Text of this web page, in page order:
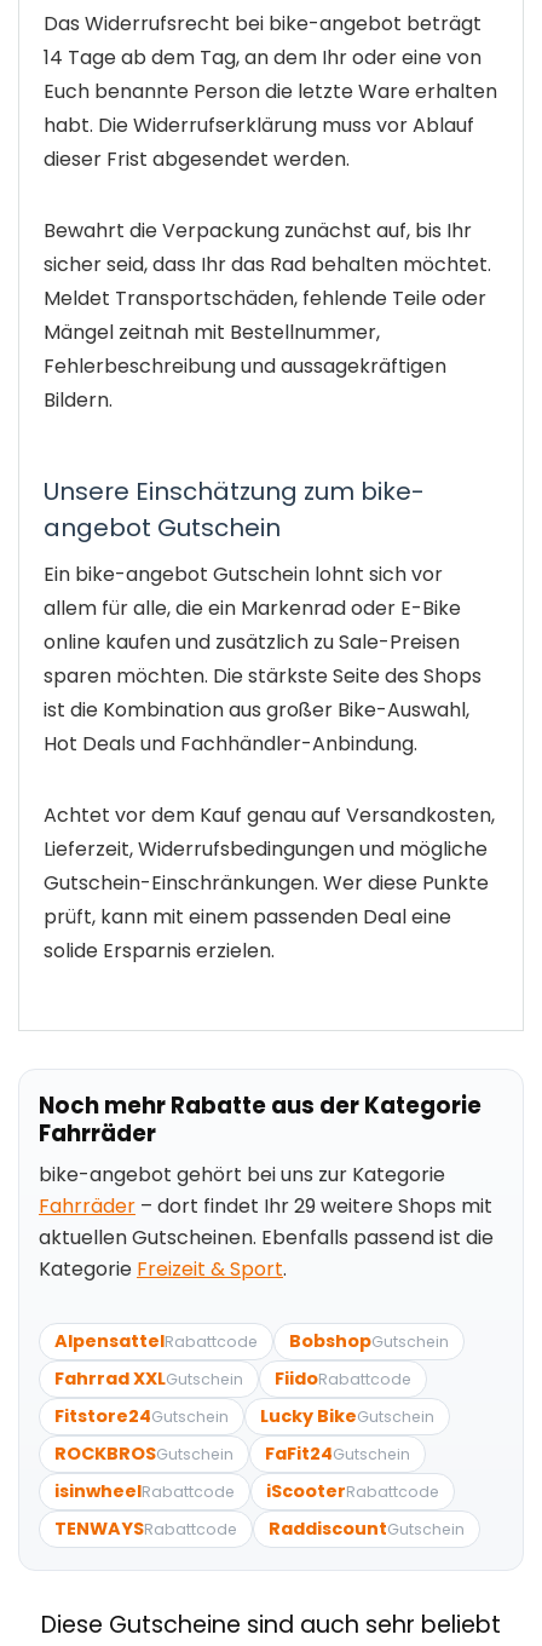
Das Widerrufsrecht bei bike-angebot beträgt
14 Tage ab dem Tag, an dem Ihr oder eine von
Euch benannte Person die letzte Ware erhalten
habt. Die Widerrufserklärung muss vor Ablauf
dieser Frist abgesendet werden.
Bewahrt die Verpackung zunächst auf, bis Ihr
sicher seid, dass Ihr das Rad behalten möchtet.
Meldet Transportschäden, fehlende Teile oder
Mängel zeitnah mit Bestellnummer,
Fehlerbeschreibung und aussagekräftigen
Bildern.
Unsere Einschätzung zum bike-
angebot Gutschein
Ein bike-angebot Gutschein lohnt sich vor
allem für alle, die ein Markenrad oder E-Bike
online kaufen und zusätzlich zu Sale-Preisen
sparen möchten. Die stärkste Seite des Shops
ist die Kombination aus großer Bike-Auswahl,
Hot Deals und Fachhändler-Anbindung.
Achtet vor dem Kauf genau auf Versandkosten,
Lieferzeit, Widerrufsbedingungen und mögliche
Gutschein-Einschränkungen. Wer diese Punkte
prüft, kann mit einem passenden Deal eine
solide Ersparnis erzielen.
Noch mehr Rabatte aus der Kategorie
Fahrräder
bike-angebot gehört bei uns zur Kategorie
Fahrräder – dort findet Ihr 29 weitere Shops mit
aktuellen Gutscheinen. Ebenfalls passend ist die
Kategorie Freizeit & Sport.
AlpensattelRabattcode BobshopGutschein
Fahrrad XXLGutschein FiidoRabattcode
Fitstore24Gutschein Lucky BikeGutschein
ROCKBROSGutschein FaFit24Gutschein
isinwheelRabattcode iScooterRabattcode
TENWAYSRabattcode RaddiscountGutschein
Diese Gutscheine sind auch sehr beliebt